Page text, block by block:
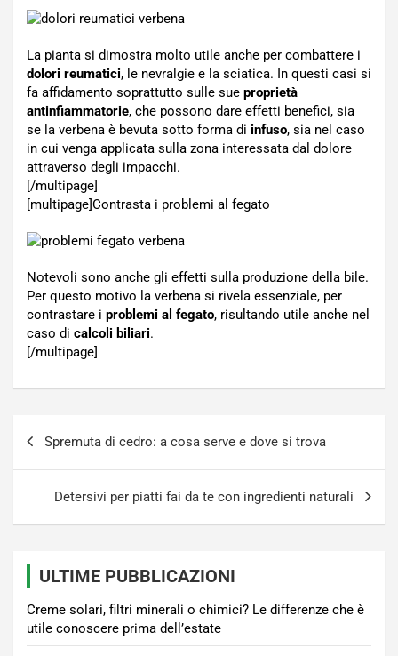
La pianta si dimostra molto utile anche per combattere i
dolori reumatici, le nevralgie e la sciatica. In questi casi si
fa affidamento soprattutto sulle sue proprietà
antinfiammatorie, che possono dare effetti benefici, sia
se la verbena è bevuta sotto forma di infuso, sia nel caso
in cui venga applicata sulla zona interessata dal dolore
attraverso degli impacchi.
[/multipage]
[multipage]Contrasta i problemi al fegato
Notevoli sono anche gli effetti sulla produzione della bile.
Per questo motivo la verbena si rivela essenziale, per
contrastare i problemi al fegato, risultando utile anche nel
caso di calcoli biliari.
[/multipage]
articoli
Spremuta di cedro: a cosa serve e dove si trova
Detersivi per piatti fai da te con ingredienti naturali
ULTIME PUBBLICAZIONI
Creme solari, filtri minerali o chimici? Le differenze che è
utile conoscere prima dell’estate